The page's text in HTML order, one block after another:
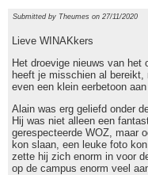
Submitted by Theumes on 27/11/2020
Lieve WINAKkers
Het droevige nieuws van het
heeft je misschien al
even een klein eerbetoon
Alain was erg geliefd onder
Hij was niet alleen een
gerespecteerde WOZ, maar
kon slaan, een leuke foto
zette hij zich enorm in voor
op de campus enorm veel